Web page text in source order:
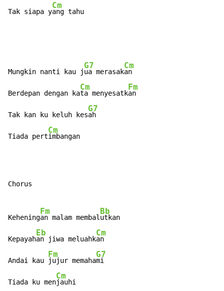
Tak siapa y
Cm
ang tahu
Mungkin nanti kau j
G7
ua merasak
Cm
an
Berdepan dengan ka
Cm
ta menyesatk
Fm
an
Tak kan ku keluh kes
G7
ah
Tiada pert
Cm
imbangan
Chorus
Kehening
Fm
an malam membal
Bb
utkan
Kepayah
Eb
an jiwa meluahk
Cm
an
Andai kau
Fm
jujur memaha
G7
mi
Tiada ku men
Cm
jauhi